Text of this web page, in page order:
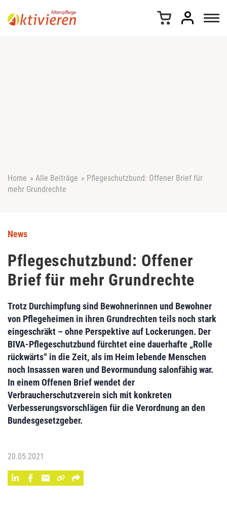
Home » Alle Beiträge » Pflegeschutzbund: Offener Brief für
mehr Grundrechte
News
Pflegeschutzbund: Offener
Brief für mehr Grundrechte
Trotz Durchimpfung sind Bewohnerinnen und Bewohner
von Pflegeheimen in ihren Grundrechten teils noch stark
eingeschräkt – ohne Perspektive auf Lockerungen. Der
BIVA-Pflegeschutzbund fürchtet eine dauerhafte „Rolle
rückwärts“ in die Zeit, als im Heim lebende Menschen
noch Insassen waren und Bevormundung salonfähig war.
In einem Offenen Brief wendet der
Verbraucherschutzverein sich mit konkreten
Verbesserungsvorschlägen für die Verordnung an den
Bundesgesetzgeber.
20.05.2021